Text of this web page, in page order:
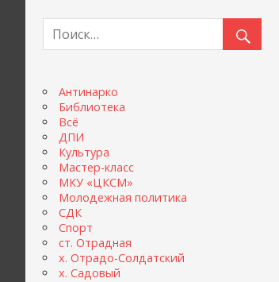
Антинарко
Библиотека
Всё
ДПИ
Культура
Мастер-класс
МКУ «ЦКСМ»
Молодежная политика
СДК
Спорт
ст. Отрадная
х. Отрадо-Солдатский
х. Садовый